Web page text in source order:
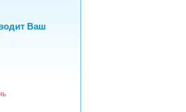
Ваш